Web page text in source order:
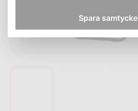
Spara samtycke